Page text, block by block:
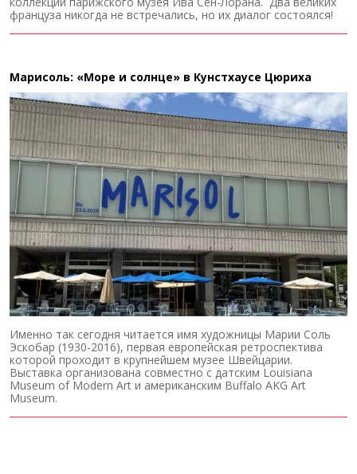
француза никогда не встречались, но их диалог состоялся!
Марисоль: «Море и солнце» в Кунстхаусе Цюриха
Именно так сегодня читается имя художницы Марии Соль
Эскобар (1930-2016), первая европейская ретроспектива
которой проходит в крупнейшем музее Швейцарии.
Выставка организована совместно с датским Louisiana
Museum of Modern Art и американским Buffalo AKG Art
Museum.